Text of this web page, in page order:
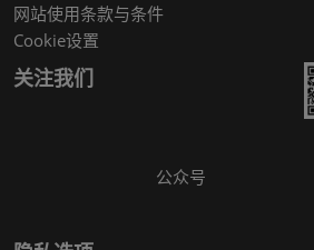
网站使用条款与条件
Cookie设置
关注我们
公众号